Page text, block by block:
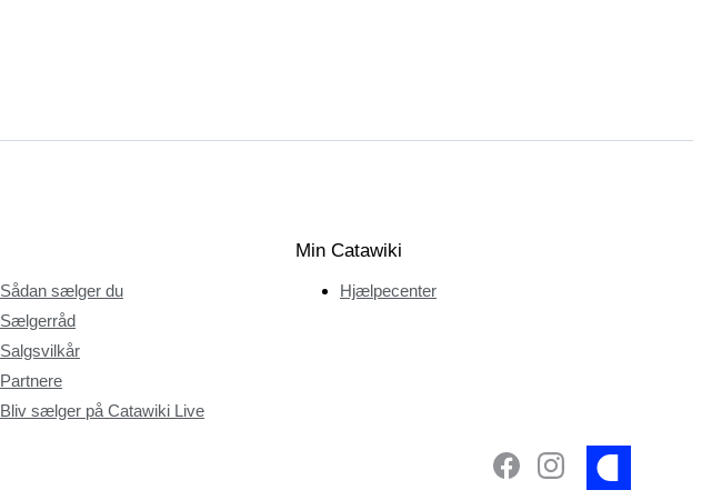
Sådan sælger du
Sælgerråd
Salgsvilkår
Partnere
Bliv sælger på Catawiki Live
Min Catawiki
Hjælpecenter